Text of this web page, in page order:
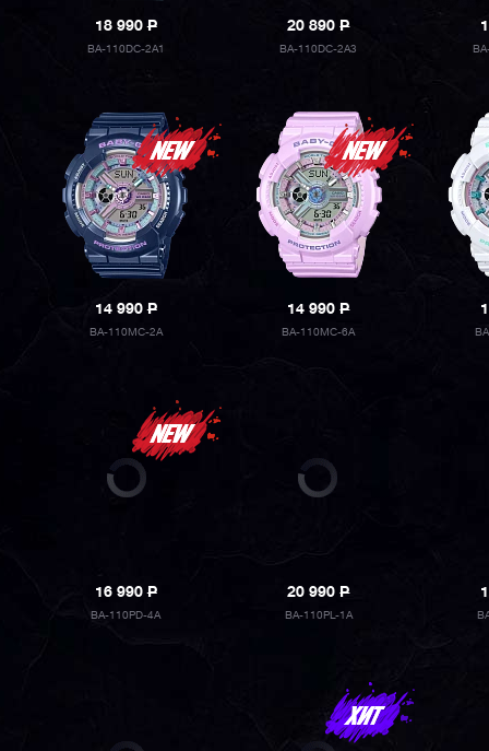
18 990P
BA-110DC-2A1
20 890P
BA-110DC-2A3
14 990P
BA-110MC-2A
14 990P
BA-110MC-6A
16 990P
BA-110PD-4A
20 990P
BA-110PL-1A